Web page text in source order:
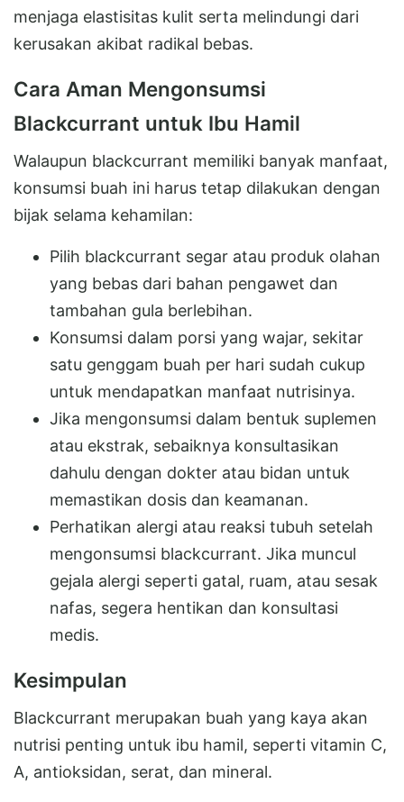
menjaga elastisitas kulit serta melindungi dari
kerusakan akibat radikal bebas.
Cara Aman Mengonsumsi
Blackcurrant untuk Ibu Hamil
Walaupun blackcurrant memiliki banyak manfaat,
konsumsi buah ini harus tetap dilakukan dengan
bijak selama kehamilan:
Pilih blackcurrant segar atau produk olahan
yang bebas dari bahan pengawet dan
tambahan gula berlebihan.
Konsumsi dalam porsi yang wajar, sekitar
satu genggam buah per hari sudah cukup
untuk mendapatkan manfaat nutrisinya.
Jika mengonsumsi dalam bentuk suplemen
atau ekstrak, sebaiknya konsultasikan
dahulu dengan dokter atau bidan untuk
memastikan dosis dan keamanan.
Perhatikan alergi atau reaksi tubuh setelah
mengonsumsi blackcurrant. Jika muncul
gejala alergi seperti gatal, ruam, atau sesak
nafas, segera hentikan dan konsultasi
medis.
Kesimpulan
Blackcurrant merupakan buah yang kaya akan
nutrisi penting untuk ibu hamil, seperti vitamin C,
A, antioksidan, serat, dan mineral.